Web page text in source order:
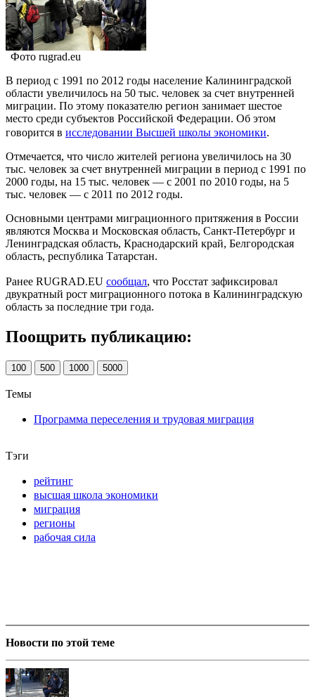
Фото rugrad.eu
В период с 1991 по 2012 годы население Калининградской
области увеличилось на 50 тыс. человек за счет внутренней
миграции. По этому показателю регион занимает шестое
место среди субъектов Российской Федерации. Об этом
говорится в исследовании Высшей школы экономики.
Отмечается, что число жителей региона увеличилось на 30
тыс. человек за счет внутренней миграции в период с 1991 по
2000 годы, на 15 тыс. человек — с 2001 по 2010 годы, на 5
тыс. человек — с 2011 по 2012 годы.
Основными центрами миграционного притяжения в России
являются Москва и Московская область, Санкт-Петербург и
Ленинградская область, Краснодарский край, Белгородская
область, республика Татарстан.
Ранее RUGRAD.EU сообщал, что Росстат зафиксировал
двукратный рост миграционного потока в Калининградскую
область за последние три года.
Поощрить публикацию:
100 500 1000 5000
Темы
Программа переселения и трудовая миграция
Тэги
рейтинг
высшая школа экономики
миграция
регионы
рабочая сила
Новости по этой теме